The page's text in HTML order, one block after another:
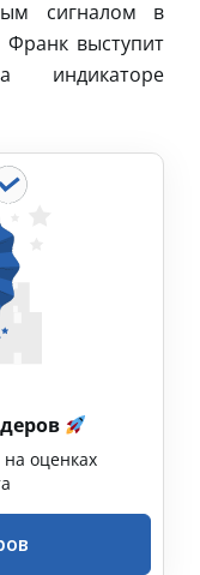
сигналом в
выступит
оценках